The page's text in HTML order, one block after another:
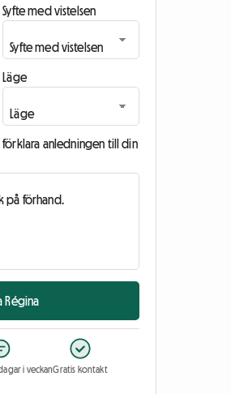
Syfte med vistelsen
Läge
anledningen till din
Régina
i veckanGratis kontakt